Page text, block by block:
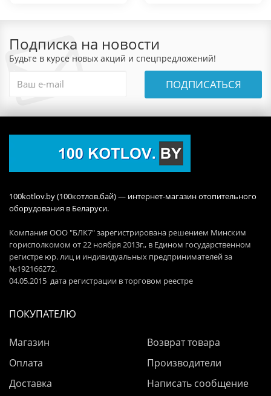
Подписка на новости
Будьте в курсе новых акций и спецпредложений!
ПОДПИСАТЬСЯ
100kotlov.by (100котлов.бай) — интернет-магазин отопительного
оборудования в Беларуси.
Компания ООО "БЛК7" зарегистрирована решением Минским
горисполкомом от 22 ноября 2013г., в Едином государственном
регистре юр. лиц и индивидуальных предпринимателей за
№192166272.
04.05.2015 дата регистрации в торговом реестре
ПОКУПАТЕЛЮ
Магазин
Оплата
Доставка
Возврат товара
Производители
Написать сообщение